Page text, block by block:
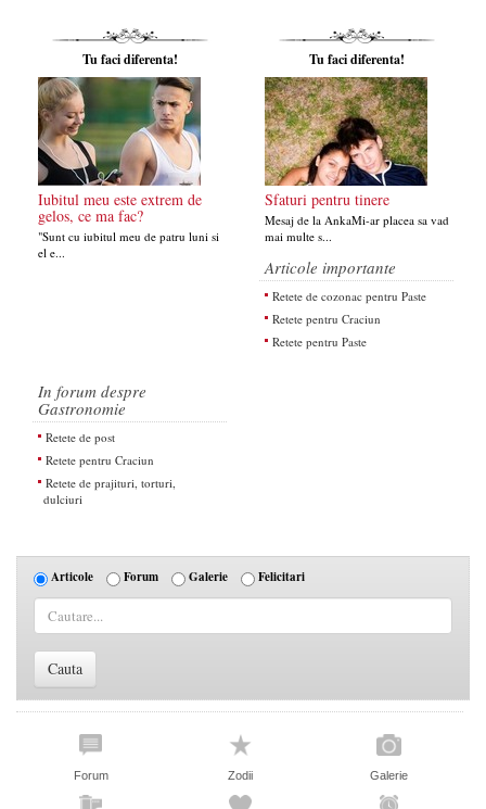
Tu faci diferenta!
Iubitul meu este extrem de
gelos, ce ma fac?
"Sunt cu iubitul meu de patru luni si
el e...
Tu faci diferenta!
Sfaturi pentru tinere
Mesaj de la AnkaMi-ar placea sa vad
mai multe s...
Articole importante
Retete de cozonac pentru Paste
Retete pentru Craciun
Retete pentru Paste
In forum despre
Gastronomie
Retete de post
Retete pentru Craciun
Retete de prajituri, torturi,
dulciuri
Articole Forum Galerie Felicitari
Forum Zodii Galerie